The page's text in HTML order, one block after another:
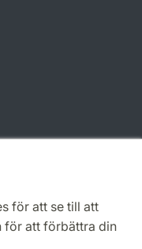
för att se till att
för att förbättra din